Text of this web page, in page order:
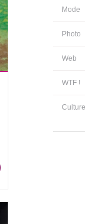
Mode
Photo
Web
WTF !
Culture